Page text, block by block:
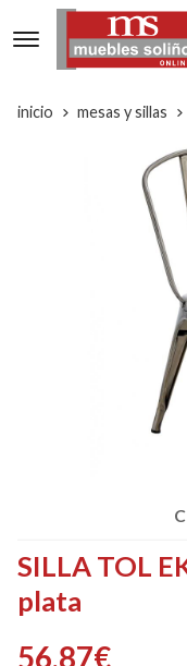
inicio mesas y sillas
SILLA TOL
plata
56,87€